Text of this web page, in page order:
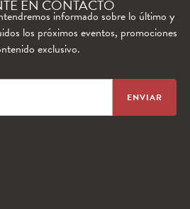
EN CONTACTO
informado sobre lo último y
los próximos eventos, promociones
exclusivo.